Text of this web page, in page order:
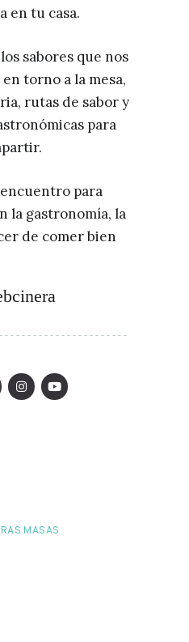
en tu casa.
sabores que nos
torno a la mesa,
rutas de sabor y
para
para
la gastronomía, la
de comer bien
MASAS